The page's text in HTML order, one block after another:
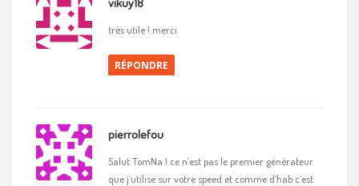
très utile ! merci
RÉPONDRE
pierrolefou
Salut TomNa ! ce n’est pas le premier générateur
que j’utilise sur votre speed et comme d’hab c’est